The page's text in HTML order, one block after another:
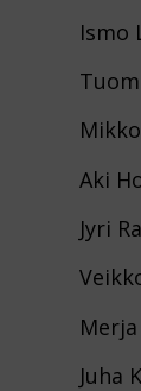
Ismo
Aki
Jyri
Juha